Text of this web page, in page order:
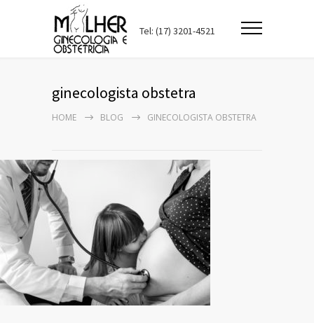
Tel: (17) 3201-4521
ginecologista obstetra
HOME BLOG GINECOLOGISTA OBSTETRA